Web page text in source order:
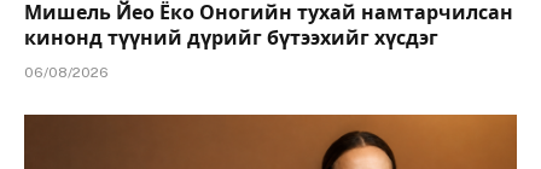
Мишель Йео Ёко Оногийн тухай намтарчилсан
кинонд түүний дүрийг бүтээхийг хүсдэг
06/08/2026